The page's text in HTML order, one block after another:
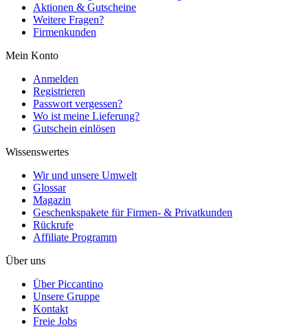
Aktionen & Gutscheine
Weitere Fragen?
Firmenkunden
Mein Konto
Anmelden
Registrieren
Passwort vergessen?
Wo ist meine Lieferung?
Gutschein einlösen
Wissenswertes
Wir und unsere Umwelt
Glossar
Magazin
Geschenkspakete für Firmen- & Privatkunden
Rückrufe
Affiliate Programm
Über uns
Über Piccantino
Unsere Gruppe
Kontakt
Freie Jobs